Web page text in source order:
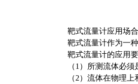
靶式流量计应用场合
靶式流量计作为一
靶式流量计的应用
（1）所测流体必
（2）流体在物理